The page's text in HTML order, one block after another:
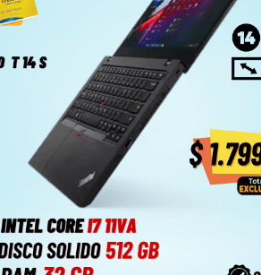
corporativo continuo ✅ Excelente relación
y trabajo continuo 💰 Precio: 💲
📊 Dato clave de mercado: Equipos
en el mercado internacional se venden entre
configuración 📦 Condiciones: 🚚
todo Colombia 💵 Pago contra entrega 🛡️
Licencia Software SRM POS GRATIS por 1
Empresas y oficinas Call centers Puntos de
contables y administrativos Negocios